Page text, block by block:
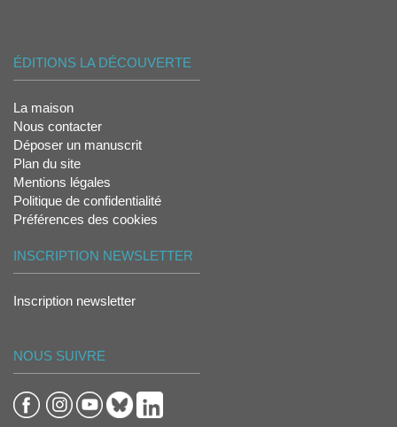
ÉDITIONS LA DÉCOUVERTE
La maison
Nous contacter
Déposer un manuscrit
Plan du site
Mentions légales
Politique de confidentialité
Préférences des cookies
INSCRIPTION NEWSLETTER
Inscription newsletter
NOUS SUIVRE